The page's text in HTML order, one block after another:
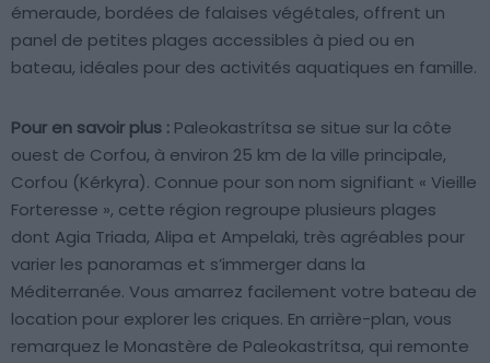
émeraude, bordées de falaises végétales, offrent un
panel de petites plages accessibles à pied ou en
bateau, idéales pour des activités aquatiques en famille.
Pour en savoir plus : Paleokastrítsa se situe sur la côte
ouest de Corfou, à environ 25 km de la ville principale,
Corfou (Kérkyra). Connue pour son nom signifiant « Vieille
Forteresse », cette région regroupe plusieurs plages
dont Agia Triada, Alipa et Ampelaki, très agréables pour
varier les panoramas et s’immerger dans la
Méditerranée. Vous amarrez facilement votre bateau de
location pour explorer les criques. En arrière-plan, vous
remarquez le Monastère de Paleokastrítsa, qui remonte